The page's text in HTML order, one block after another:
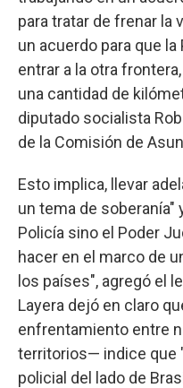
para tratar de frenar la
un acuerdo para que
entrar a la otra
una cantidad de
diputado socialista
de la Comisión de
Esto implica, llevar
un tema de soberanía"
Policía sino el Poder
hacer en el marco de
los países", agregó el
Layera dejó en claro
enfrentamiento entre
territorios— indice que
policial del lado de